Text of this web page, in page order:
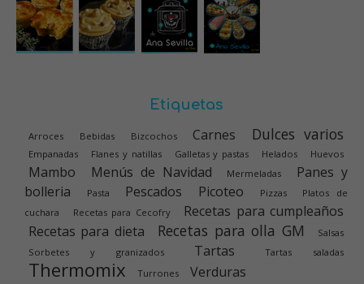
Etiquetas
Arroces Bebidas Bizcochos Carnes Dulces varios
Empanadas Flanes y natillas Galletas y pastas Helados Huevos
Mambo Menús de Navidad Mermeladas
Panes y
bolleria
Pasta Pescados Picoteo Pizzas
Platos de
cuchara
Recetas para Cecofry
Recetas para cumpleaños
Recetas para dieta
Recetas para olla GM
Salsas
Sorbetes y granizados
Tartas Tartas saladas
Thermomix Turrones Verduras